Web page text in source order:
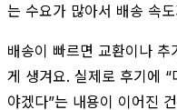
는 수요가 많아서 배송 속
배송이 빠르면 교환이나
게 생겨요. 실제로 후기에
야겠다”는 내용이 이어진